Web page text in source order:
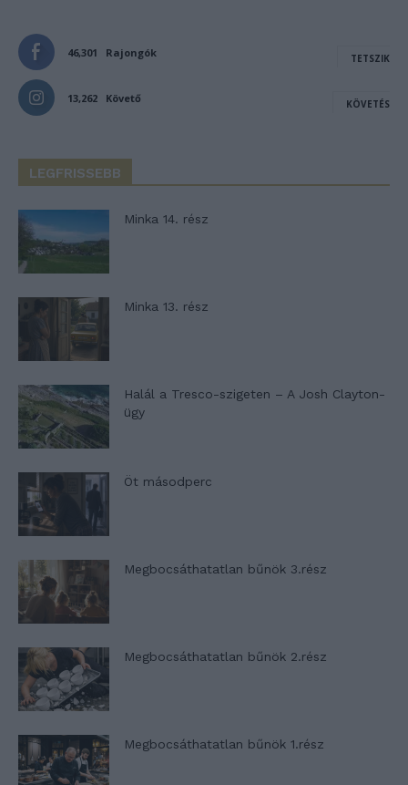
46,301 Rajongók TETSZIK
13,262 Követő KÖVETÉS
LEGFRISSEBB
Minka 14. rész
Minka 13. rész
Halál a Tresco-szigeten – A Josh Clayton-
ügy
Öt másodperc
Megbocsáthatatlan bűnök 3.rész
Megbocsáthatatlan bűnök 2.rész
Megbocsáthatatlan bűnök 1.rész